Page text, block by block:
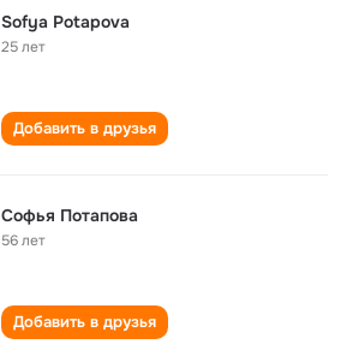
Sofya Potapova
25 лет
Добавить в друзья
Софья Потапова
56 лет
Добавить в друзья